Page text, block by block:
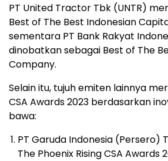
PT United Tractor Tbk (UNTR)
Best of The Best Indonesian
sementara PT Bank Rakyat
dinobatkan sebagai Best of The
Company.
Selain itu, tujuh emiten lainnya
CSA Awards 2023 berdasarkan
bawa:
PT Garuda Indonesia (Persero)
The Phoenix Rising CSA Awards